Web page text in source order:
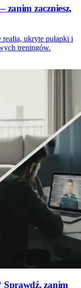
zanim zaczniesz,
ukryte pułapki i
treningów.
Sprawdź, zanim